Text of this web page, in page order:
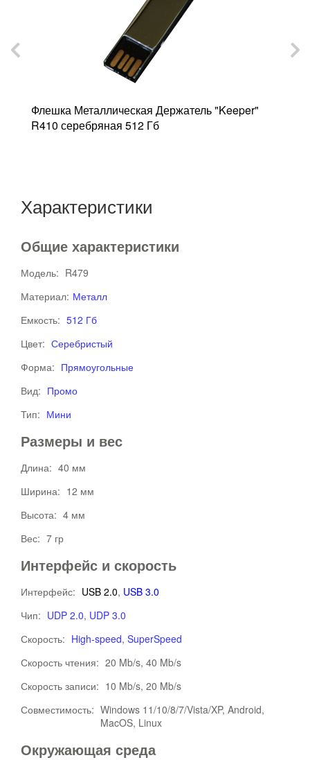
Флешка Металлическая Держатель "Keeper"
R410 серебряная 512 Гб
Характеристики
Общие характеристики
Модель: R479
Материал: Металл
Емкость: 512 Гб
Цвет: Серебристый
Форма: Прямоугольные
Вид: Промо
Тип: Мини
Размеры и вес
Длина: 40 мм
Ширина: 12 мм
Высота: 4 мм
Вес: 7 гр
Интерфейс и скорость
Интерфейс: USB 2.0, USB 3.0
Чип: UDP 2.0, UDP 3.0
Скорость: High-speed, SuperSpeed
Скорость чтения: 20 Mb/s, 40 Mb/s
Скорость записи: 10 Mb/s, 20 Mb/s
Совместимость: Windows 11/10/8/7/Vista/XP, Android,
MacOS, Linux
Окружающая среда